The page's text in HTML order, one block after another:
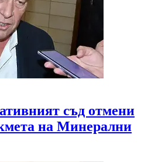
съд отмени
на Минерални